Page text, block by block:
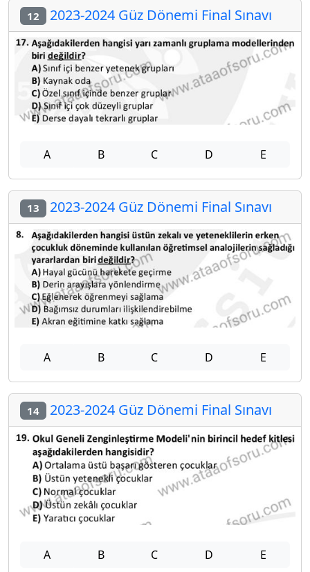
12 2023-2024 Güz Dönemi Final Sınavı
A B C D E
13 2023-2024 Güz Dönemi Final Sınavı
A B C D E
14 2023-2024 Güz Dönemi Final Sınavı
A B C D E